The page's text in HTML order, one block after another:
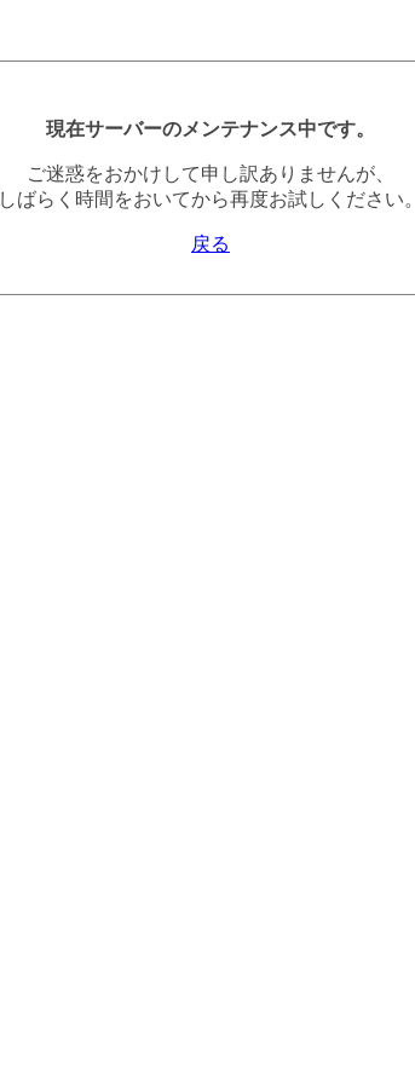
現在サーバーのメンテナンス中です。
ご迷惑をおかけして申し訳ありませんが、
しばらく時間をおいてから再度お試しください。
戻る